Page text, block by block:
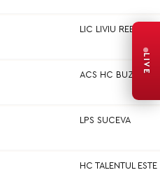
LIC LIVIU
ACS HC BUZAU
LPS SUCEVA
HC TALENTUL
LIVE